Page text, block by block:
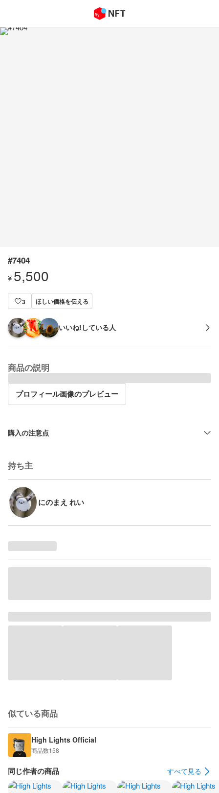
#7404
¥ 5,500
3 ほしい価格を伝える
いいね!している人
商品の説明
プロフィール画像のプレビュー
購入の注意点
持ち主
にのまえ れい
似ている商品
High Lights Official
商品数158
同じ作者の商品 すべて見る